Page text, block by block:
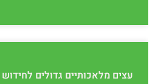
עצים מלאכותיים גדולים